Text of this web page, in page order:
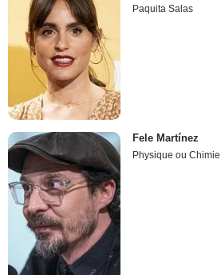
Paquita Salas
Fele Martínez
Physique ou Chimie